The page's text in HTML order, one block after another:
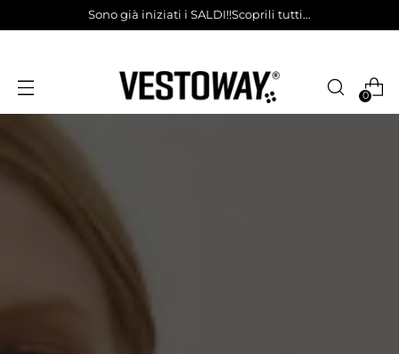
Sono già iniziati i SALDI!!Scoprili tutti...
0